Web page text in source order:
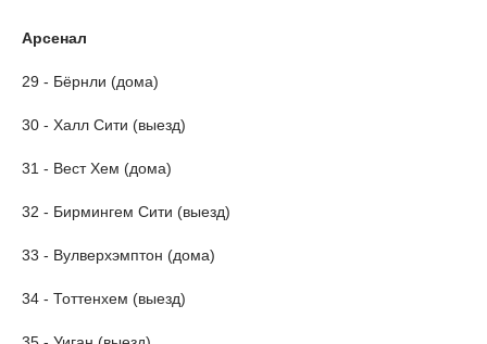
Арсенал
29 - Бёрнли (дома)
30 - Халл Сити (выезд)
31 - Вест Хем (дома)
32 - Бирмингем Сити (выезд)
33 - Вулверхэмптон (дома)
34 - Тоттенхем (выезд)